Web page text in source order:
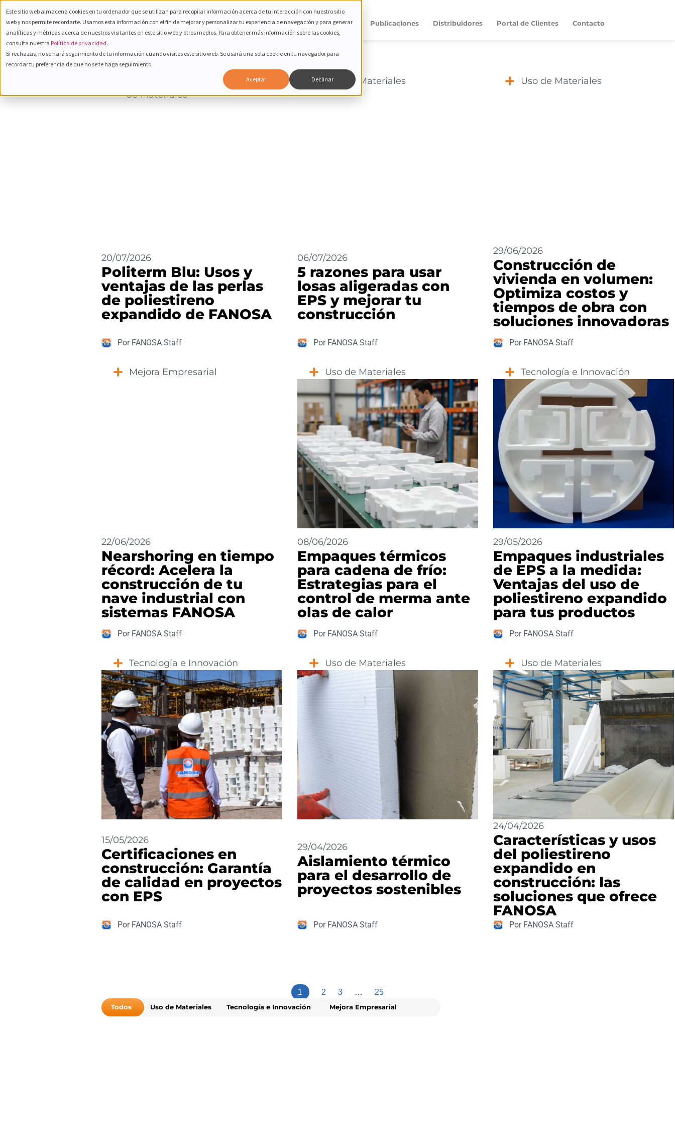
Este sitio web almacena cookies en tu ordenador que se utilizan para recopilar información acerca de tu interacción con nuestro sitio
web y nos permite recordarte. Usamos esta información con el fin de mejorar y personalizar tu experiencia de navegación y para generar
analíticas y métricas acerca de nuestros visitantes en este sitio web y otros medios. Para obtener más información sobre las cookies,
consulta nuestra Política de privacidad.
Si rechazas, no se hará seguimiento de tu información cuando visites este sitio web. Se usará una sola cookie en tu navegador para
recordar tu preferencia de que no se te haga seguimiento.
Aceptar Declinar
800 232
Español Productos Compañía Publicaciones Distribuidores Portal de Clientes Contacto
Tecnología e Innovación
Uso
de Materiales
20/07/2026
Politerm Blu: Usos y
ventajas de las perlas
de poliestireno
expandido de FANOSA
Por FANOSA Staff
Uso de Materiales
06/07/2026
5 razones para usar
losas aligeradas con
EPS y mejorar tu
construcción
Por FANOSA Staff
Uso de Materiales
29/06/2026
Construcción de
vivienda en volumen:
Optimiza costos y
tiempos de obra con
soluciones innovadoras
Por FANOSA Staff
Mejora Empresarial
22/06/2026
Nearshoring en tiempo
récord: Acelera la
construcción de tu
nave industrial con
sistemas FANOSA
Por FANOSA Staff
Uso de Materiales
08/06/2026
Empaques térmicos
para cadena de frío:
Estrategias para el
control de merma ante
olas de calor
Por FANOSA Staff
Tecnología e Innovación
29/05/2026
Empaques industriales
de EPS a la medida:
Ventajas del uso de
poliestireno expandido
para tus productos
Por FANOSA Staff
Tecnología e Innovación
15/05/2026
Certificaciones en
construcción: Garantía
de calidad en proyectos
con EPS
Por FANOSA Staff
Uso de Materiales
29/04/2026
Aislamiento térmico
para el desarrollo de
proyectos sostenibles
Por FANOSA Staff
Uso de Materiales
24/04/2026
Características y usos
del poliestireno
expandido en
construcción: las
soluciones que ofrece
FANOSA
Por FANOSA Staff
1 2 3 … 25
Todos Uso de Materiales Tecnología e Innovación Mejora Empresarial